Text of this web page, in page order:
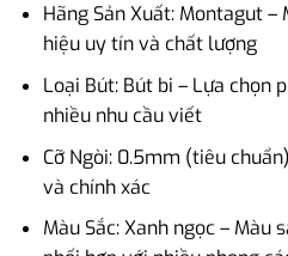
Hãng Sản Xuất: Montagut
hiệu uy tín và chất lượng
Loại Bút: Bút bi – Lựa chọn
nhiều nhu cầu viết
Cỡ Ngòi: 0.5mm (tiêu
và chính xác
Màu Sắc: Xanh ngọc – Màu